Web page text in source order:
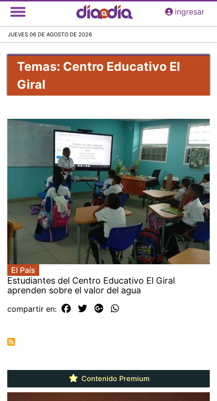
Pasar
al
principal
ingresar
JUEVES 06 DE AGOSTO DE 2026
Temas: Centro Educativo El
Giral
El País
Estudiantes del Centro Educativo El Giral
aprenden sobre el valor del agua
compartir en:
Contenido Premium